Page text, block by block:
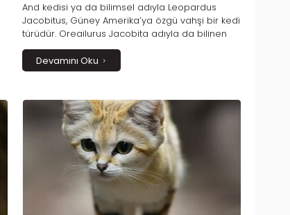
And kedisi ya da bilimsel adıyla Leopardus
Jacobitus, Güney Amerika’ya özgü vahşi bir kedi
türüdür. Oreailurus Jacobita adıyla da bilinen
bu kediler zorlu iklim ve doğa koşullarına sahip
olan And Dağlarında yaşadıkları için And kedisi
ismini almışlardır. Evcilleştirilmesi mümkün
azdır ve nesilleri tükenme tehlikesi ile karşı
karşıyadır. Bu nedenle tür koruma altına
alınmıştır.
Devamını Oku